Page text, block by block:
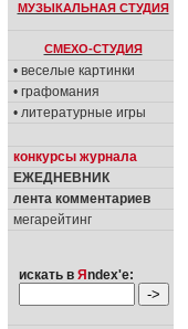
МУЗЫКАЛЬНАЯ СТУДИЯ
СМЕХО-СТУДИЯ
• веселые картинки
• графомания
• литературные игры
конкурсы журнала
ЕЖЕДНЕВНИК
лента комментариев
мегарейтинг
искать в Я ndex'е: